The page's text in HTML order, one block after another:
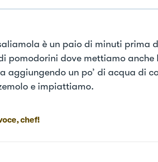
è un paio di minuti prima
pomodorini dove mettiamo anche
aggiungendo un po’ di acqua di
e impiattiamo.
chef!